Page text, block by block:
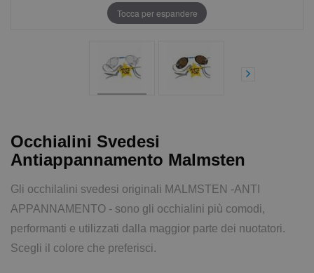
Tocca per espandere
Occhialini Svedesi
Antiappannamento Malmsten
Gli occhilalini svedesi originali MALMSTEN -ANTI
APPANNAMENTO - sono gli occhialini più comodi,
performanti e utilizzati dalla maggior parte dei nuotatori.
Scegli il colore che preferisci.